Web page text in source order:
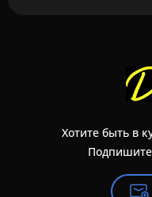
Хотите быть в